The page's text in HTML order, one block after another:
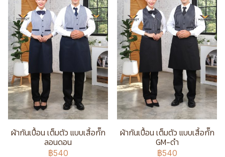
ผ้ากันเปื้อน เต็มตัว แบบเสื้อกั๊ก
ลอนดอน
฿540
ผ้ากันเปื้อน เต็มตัว แบบเสื้อกั๊ก
GM-ดำ
฿540